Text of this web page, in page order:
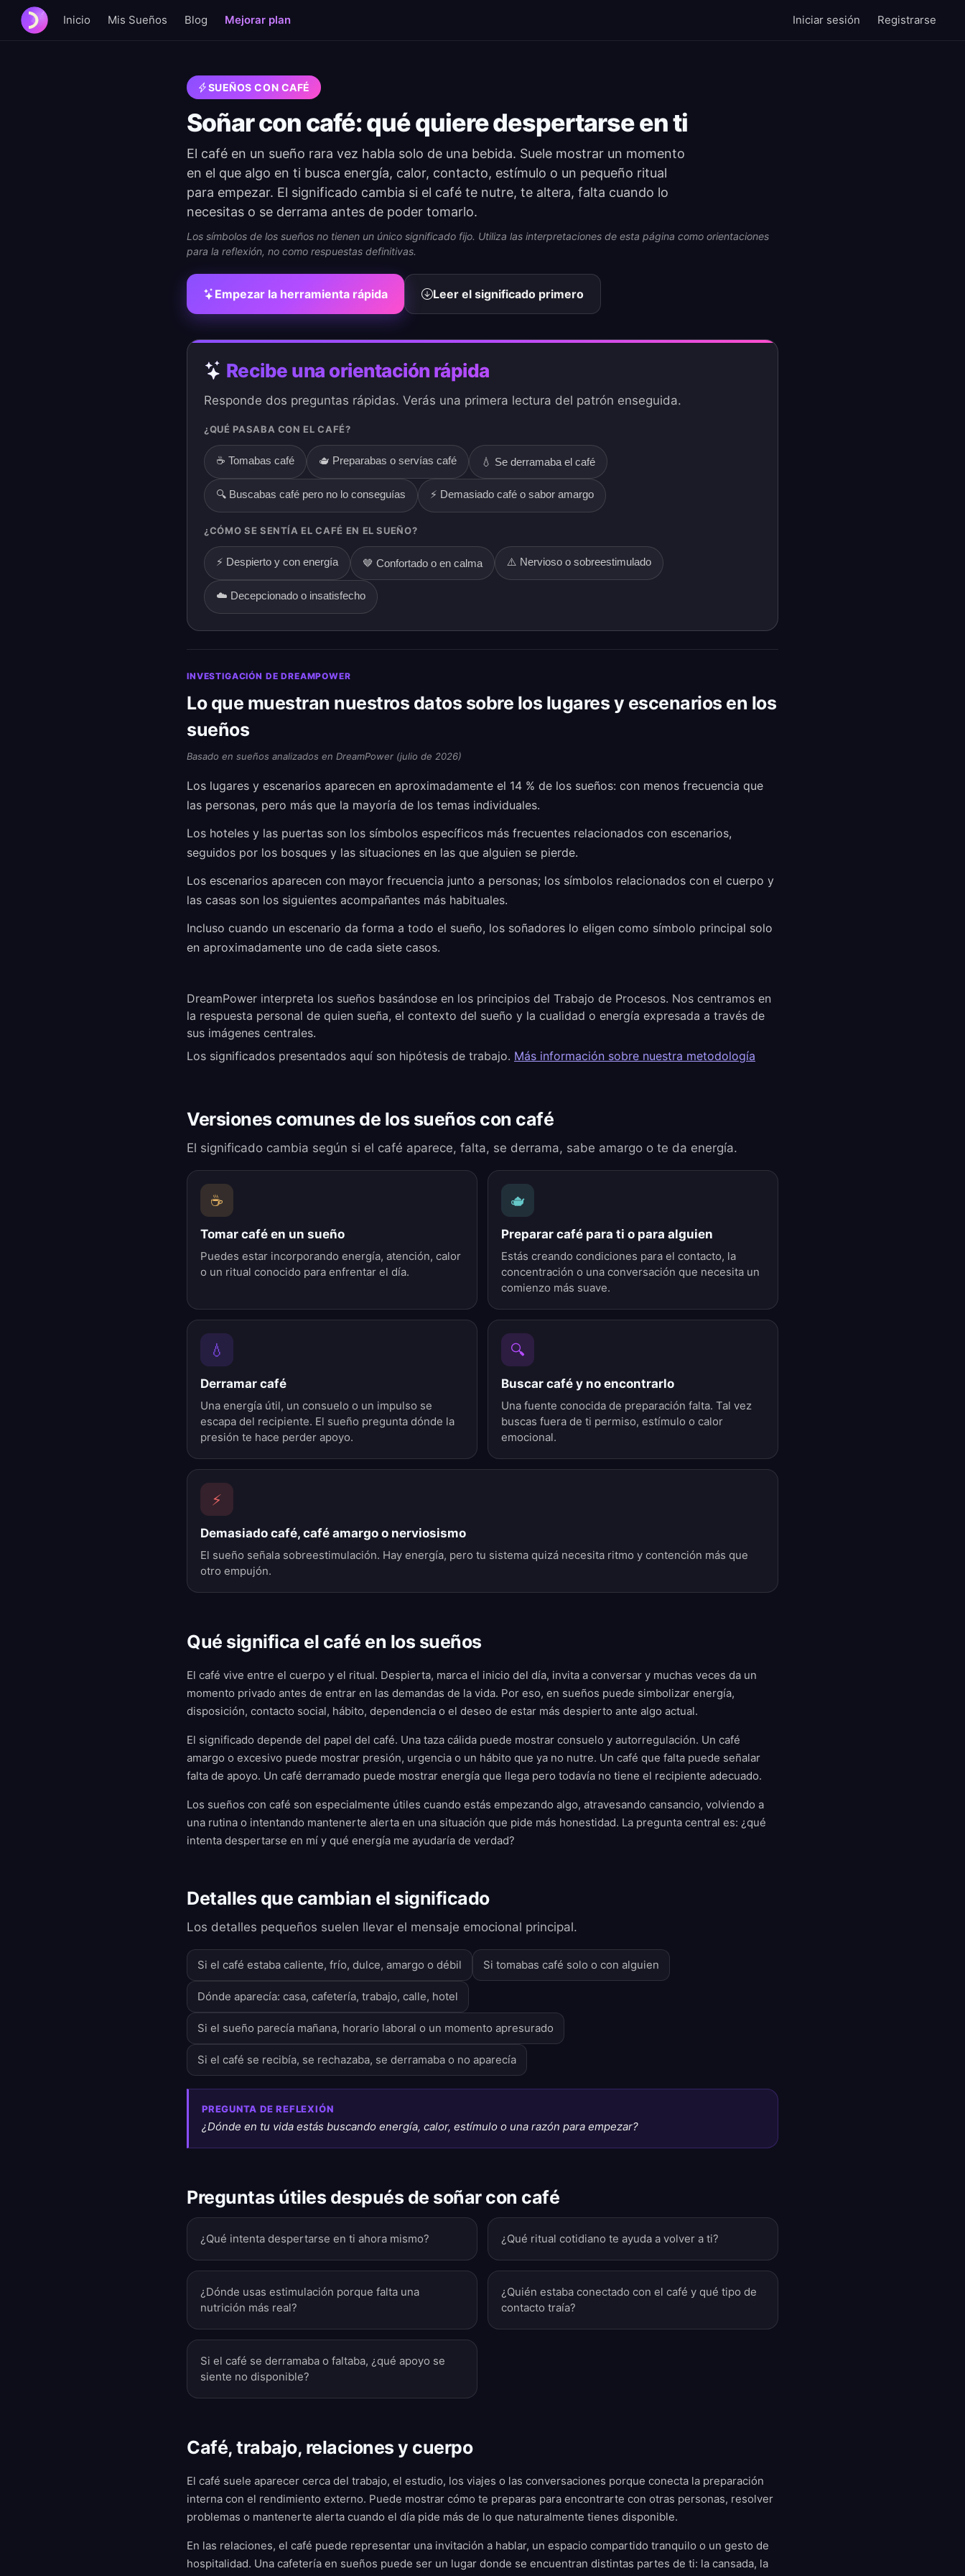
Inicio Mis Sueños Blog Mejorar plan Iniciar sesión Registrarse
SUEÑOS CON CAFÉ
Soñar con café: qué quiere despertarse en ti
El café en un sueño rara vez habla solo de una bebida. Suele mostrar un momento
en el que algo en ti busca energía, calor, contacto, estímulo o un pequeño ritual
para empezar. El significado cambia si el café te nutre, te altera, falta cuando lo
necesitas o se derrama antes de poder tomarlo.
Los símbolos de los sueños no tienen un único significado fijo. Utiliza las interpretaciones de esta página como orientaciones
para la reflexión, no como respuestas definitivas.
Empezar la herramienta rápida Leer el significado primero
Recibe una orientación rápida
Responde dos preguntas rápidas. Verás una primera lectura del patrón enseguida.
¿QUÉ PASABA CON EL CAFÉ?
☕ Tomabas café 🫖 Preparabas o servías café 💧 Se derramaba el café
🔍 Buscabas café pero no lo conseguías ⚡ Demasiado café o sabor amargo
¿CÓMO SE SENTÍA EL CAFÉ EN EL SUEÑO?
⚡ Despierto y con energía 🤎 Confortado o en calma ⚠️ Nervioso o sobreestimulado
☁️ Decepcionado o insatisfecho
INVESTIGACIÓN DE DREAMPOWER
Lo que muestran nuestros datos sobre los lugares y escenarios en los
sueños
Basado en sueños analizados en DreamPower (julio de 2026)
Los lugares y escenarios aparecen en aproximadamente el 14 % de los sueños: con menos frecuencia que
las personas, pero más que la mayoría de los temas individuales.
Los hoteles y las puertas son los símbolos específicos más frecuentes relacionados con escenarios,
seguidos por los bosques y las situaciones en las que alguien se pierde.
Los escenarios aparecen con mayor frecuencia junto a personas; los símbolos relacionados con el cuerpo y
las casas son los siguientes acompañantes más habituales.
Incluso cuando un escenario da forma a todo el sueño, los soñadores lo eligen como símbolo principal solo
en aproximadamente uno de cada siete casos.
DreamPower interpreta los sueños basándose en los principios del Trabajo de Procesos. Nos centramos en
la respuesta personal de quien sueña, el contexto del sueño y la cualidad o energía expresada a través de
sus imágenes centrales.
Los significados presentados aquí son hipótesis de trabajo. Más información sobre nuestra metodología
Versiones comunes de los sueños con café
El significado cambia según si el café aparece, falta, se derrama, sabe amargo o te da energía.
☕
Tomar café en un sueño
Puedes estar incorporando energía, atención, calor
o un ritual conocido para enfrentar el día.
🫖
Preparar café para ti o para alguien
Estás creando condiciones para el contacto, la
concentración o una conversación que necesita un
comienzo más suave.
💧
Derramar café
Una energía útil, un consuelo o un impulso se
escapa del recipiente. El sueño pregunta dónde la
presión te hace perder apoyo.
🔍
Buscar café y no encontrarlo
Una fuente conocida de preparación falta. Tal vez
buscas fuera de ti permiso, estímulo o calor
emocional.
⚡
Demasiado café, café amargo o nerviosismo
El sueño señala sobreestimulación. Hay energía, pero tu sistema quizá necesita ritmo y contención más que
otro empujón.
Qué significa el café en los sueños
El café vive entre el cuerpo y el ritual. Despierta, marca el inicio del día, invita a conversar y muchas veces da un
momento privado antes de entrar en las demandas de la vida. Por eso, en sueños puede simbolizar energía,
disposición, contacto social, hábito, dependencia o el deseo de estar más despierto ante algo actual.
El significado depende del papel del café. Una taza cálida puede mostrar consuelo y autorregulación. Un café
amargo o excesivo puede mostrar presión, urgencia o un hábito que ya no nutre. Un café que falta puede señalar
falta de apoyo. Un café derramado puede mostrar energía que llega pero todavía no tiene el recipiente adecuado.
Los sueños con café son especialmente útiles cuando estás empezando algo, atravesando cansancio, volviendo a
una rutina o intentando mantenerte alerta en una situación que pide más honestidad. La pregunta central es: ¿qué
intenta despertarse en mí y qué energía me ayudaría de verdad?
Detalles que cambian el significado
Los detalles pequeños suelen llevar el mensaje emocional principal.
Si el café estaba caliente, frío, dulce, amargo o débil Si tomabas café solo o con alguien
Dónde aparecía: casa, cafetería, trabajo, calle, hotel
Si el sueño parecía mañana, horario laboral o un momento apresurado
Si el café se recibía, se rechazaba, se derramaba o no aparecía
PREGUNTA DE REFLEXIÓN
¿Dónde en tu vida estás buscando energía, calor, estímulo o una razón para empezar?
Preguntas útiles después de soñar con café
¿Qué intenta despertarse en ti ahora mismo? ¿Qué ritual cotidiano te ayuda a volver a ti?
¿Dónde usas estimulación porque falta una
nutrición más real?
¿Quién estaba conectado con el café y qué tipo de
contacto traía?
Si el café se derramaba o faltaba, ¿qué apoyo se
siente no disponible?
Café, trabajo, relaciones y cuerpo
El café suele aparecer cerca del trabajo, el estudio, los viajes o las conversaciones porque conecta la preparación
interna con el rendimiento externo. Puede mostrar cómo te preparas para encontrarte con otras personas, resolver
problemas o mantenerte alerta cuando el día pide más de lo que naturalmente tienes disponible.
En las relaciones, el café puede representar una invitación a hablar, un espacio compartido tranquilo o un gesto de
hospitalidad. Una cafetería en sueños puede ser un lugar donde se encuentran distintas partes de ti: la cansada, la